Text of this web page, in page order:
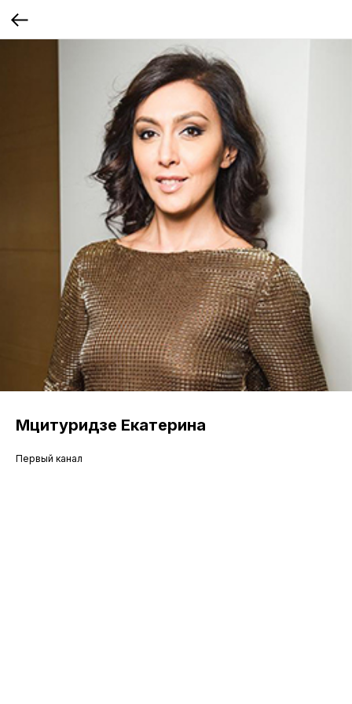
Мцитуридзе Екатерина
Первый канал